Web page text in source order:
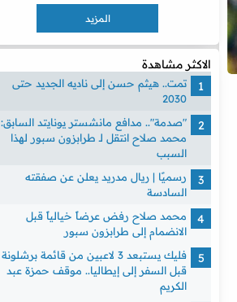
المزيد
الاكثر مشاهدة
تمت.. هيثم حسن إلى ناديه الجديد حتى
2030
"صدمة".. مدافع مانشستر يونايتد السابق:
محمد صلاح انتقل لـ طرابزون سبور لهذا
السبب
رسميًا | ريال مدريد يعلن عن صفقته
السادسة
محمد صلاح رفض عرضاً خيالياً قبل
الانضمام إلى طرابزون سبور
فليك يستبعد 3 لاعبين من قائمة برشلونة
قبل السفر إلى إيطاليا.. موقف حمزة عبد
الكريم